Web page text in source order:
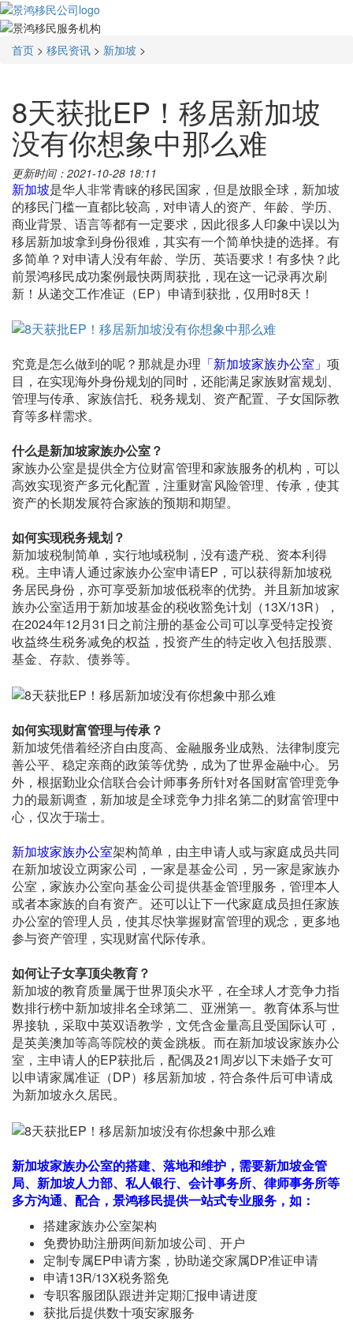
首页 > 移民资讯 > 新加坡 >
8天获批EP！移居新加坡
没有你想象中那么难
更新时间：2021-10-28 18:11
新加坡是华人非常青睐的移民国家，但是放眼全球，新加坡
的移民门槛一直都比较高，对申请人的资产、年龄、学历、
商业背景、语言等都有一定要求，因此很多人印象中误以为
移居新加坡拿到身份很难，其实有一个简单快捷的选择。有
多简单？对申请人没有年龄、学历、英语要求！有多快？此
前景鸿移民成功案例最快两周获批，现在这一记录再次刷
新！从递交工作准证（EP）申请到获批，仅用时8天！
究竟是怎么做到的呢？那就是办理 「新加坡家族办公室」 项
目，在实现海外身份规划的同时，还能满足家族财富规划、
管理与传承、家族信托、税务规划、资产配置、子女国际教
育等多样需求。
什么是新加坡家族办公室？
家族办公室是提供全方位财富管理和家族服务的机构，可以
高效实现资产多元化配置，注重财富风险管理、传承，使其
资产的长期发展符合家族的预期和期望。
如何实现税务规划？
新加坡税制简单，实行地域税制，没有遗产税、资本利得
税。主申请人通过家族办公室申请EP，可以获得新加坡税
务居民身份，亦可享受新加坡低税率的优势。并且新加坡家
族办公室适用于新加坡基金的税收豁免计划（13X/13R），
在2024年12月31日之前注册的基金公司可以享受特定投资
收益终生税务减免的权益，投资产生的特定收入包括股票、
基金、存款、债券等。
如何实现财富管理与传承？
新加坡凭借着经济自由度高、金融服务业成熟、法律制度完
善公平、稳定亲商的政策等优势，成为了世界金融中心。另
外，根据勤业众信联合会计师事务所针对各国财富管理竞争
力的最新调查，新加坡是全球竞争力排名第二的财富管理中
心，仅次于瑞士。
新加坡家族办公室架构简单，由主申请人或与家庭成员共同
在新加坡设立两家公司，一家是基金公司，另一家是家族办
公室，家族办公室向基金公司提供基金管理服务，管理本人
或者本家族的自有资产。还可以让下一代家庭成员担任家族
办公室的管理人员，使其尽快掌握财富管理的观念，更多地
参与资产管理，实现财富代际传承。
如何让子女享顶尖教育？
新加坡的教育质量属于世界顶尖水平，在全球人才竞争力指
数排行榜中新加坡排名全球第二、亚洲第一。教育体系与世
界接轨，采取中英双语教学，文凭含金量高且受国际认可，
是英美澳加等高等院校的黄金跳板。而在新加坡设家族办公
室，主申请人的EP获批后，配偶及21周岁以下未婚子女可
以申请家属准证（DP）移居新加坡，符合条件后可申请成
为新加坡永久居民。
新加坡家族办公室的搭建、落地和维护，需要新加坡金管
局、新加坡人力部、私人银行、会计事务所、律师事务所等
多方沟通、配合，景鸿移民提供一站式专业服务，如：
搭建家族办公室架构
免费协助注册两间新加坡公司、开户
定制专属EP申请方案，协助递交家属DP准证申请
申请13R/13X税务豁免
专职客服团队跟进并定期汇报申请进度
获批后提供数十项安家服务